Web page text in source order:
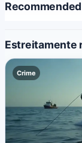
Estreitamente
Crime